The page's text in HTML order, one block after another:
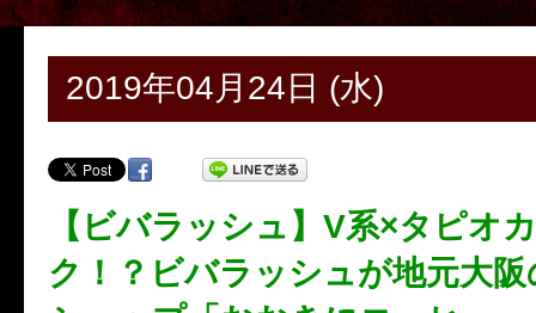
2019年04月24日 (水)
【ビバラッシュ】V系×タピオ
ク！？ビバラッシュが地元大